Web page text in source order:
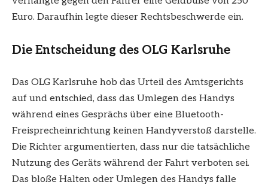
Euro. Daraufhin legte dieser Rechtsbeschwerde ein.
Die Entscheidung des OLG Karlsruhe
Das OLG Karlsruhe hob das Urteil des Amtsgerichts
auf und entschied, dass das Umlegen des Handys
während eines Gesprächs über eine Bluetooth-
Freisprecheinrichtung keinen Handyverstoß darstelle.
Die Richter argumentierten, dass nur die tatsächliche
Nutzung des Geräts während der Fahrt verboten sei.
Das bloße Halten oder Umlegen des Handys falle